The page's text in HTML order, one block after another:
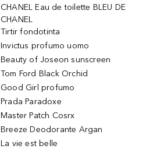
CHANEL Eau de toilette BLEU DE
CHANEL
Tirtir fondotinta
Invictus profumo uomo
Beauty of Joseon sunscreen
Tom Ford Black Orchid
Good Girl profumo
Prada Paradoxe
Master Patch Cosrx
Breeze Deodorante Argan
La vie est belle